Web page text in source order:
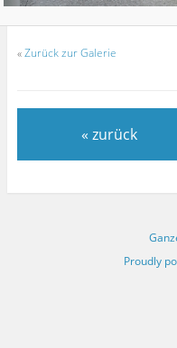
«Zurück zur Galerie
« zurück
Proudly